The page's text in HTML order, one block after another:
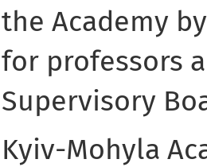
the Academy
for professors
Supervisory
Kyiv-Mohyla